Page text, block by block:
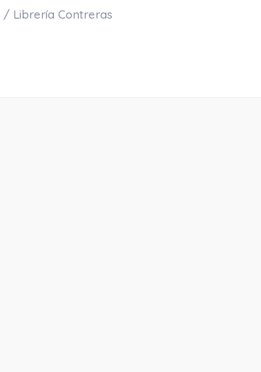
/ Librería Contreras